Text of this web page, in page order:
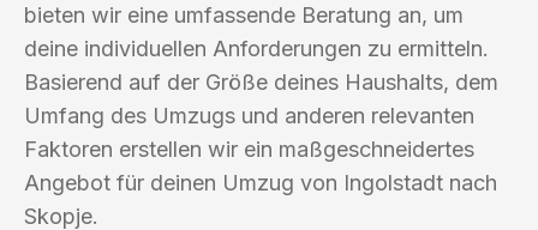
bieten wir eine umfassende Beratung an, um
deine individuellen Anforderungen zu ermitteln.
Basierend auf der Größe deines Haushalts, dem
Umfang des Umzugs und anderen relevanten
Faktoren erstellen wir ein maßgeschneidertes
Angebot für deinen Umzug von Ingolstadt nach
Skopje.